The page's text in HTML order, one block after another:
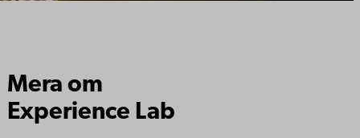
Mera om
Experience Lab